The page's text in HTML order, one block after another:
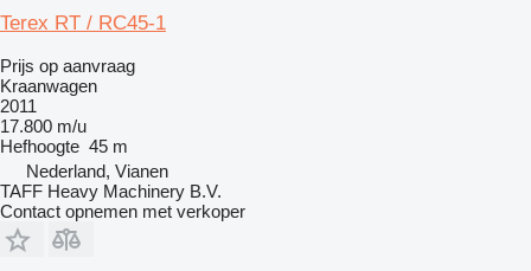
Terex RT / RC45-1
Prijs op aanvraag
Kraanwagen
2011
17.800 m/u
Hefhoogte 45 m
Nederland, Vianen
TAFF Heavy Machinery B.V.
Contact opnemen met verkoper